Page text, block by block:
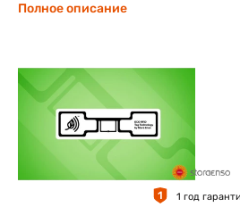
Полное описание
1 1 год